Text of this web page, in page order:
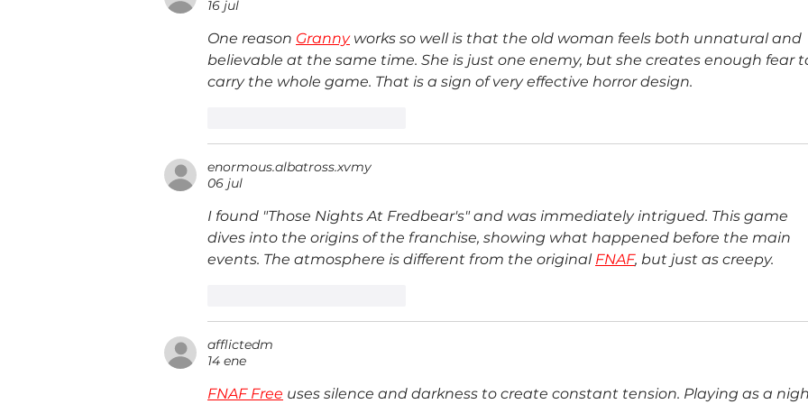
16 jul
One reason Granny works so well is that the old woman feels both unnatural and
believable at the same time. She is just one enemy, but she creates enough fear
carry the whole game. That is a sign of very effective horror design.
enormous.albatross.xvmy
06 jul
I found "Those Nights At Fredbear's" and was immediately intrigued. This game
dives into the origins of the franchise, showing what happened before the main
events. The atmosphere is different from the original FNAF, but just as creepy.
afflictedm
14 ene
FNAF Free uses silence and darkness to create constant tension. Playing as a